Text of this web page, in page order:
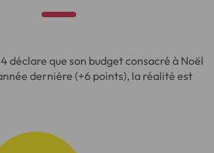
déclare que son budget consacré à Noël
dernière (+6 points), la réalité est